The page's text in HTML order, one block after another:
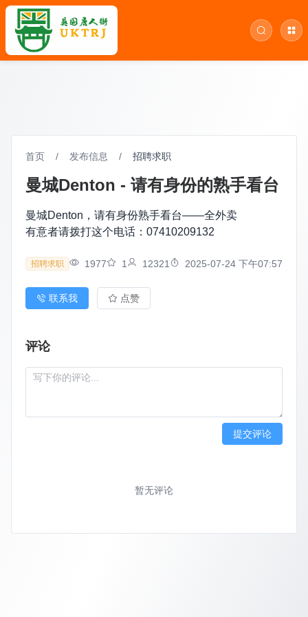
首页 / 发布信息 / 招聘求职
曼城Denton - 请有身份的熟手看台
曼城Denton，请有身份熟手看台——全外卖
有意者请拨打这个电话：07410209132
招聘求职 1977 1 12321 2025-07-24 下午07:57
联系我 点赞
评论
提交评论
暂无评论